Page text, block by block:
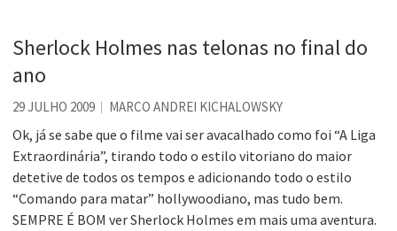
Esse tal de Rock Gaúcho
Os causos de Jorge Luis Borges
Voto obrigatório é correto?
Se queres salvar o mundo, o veganismo não é a resposta
Sherlock Holmes nas telonas no final do
ano
29 JULHO 2009 MARCO ANDREI KICHALOWSKY
Ok, já se sabe que o filme vai ser avacalhado como foi “A Liga
Extraordinária”, tirando todo o estilo vitoriano do maior
detetive de todos os tempos e adicionando todo o estilo
“Comando para matar” hollywoodiano, mas tudo bem.
SEMPRE É BOM ver Sherlock Holmes em mais uma aventura.